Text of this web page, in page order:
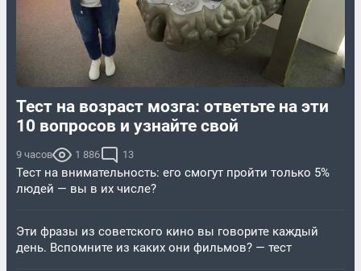
Тест на возраст мозга: ответьте на эти
10 вопросов и узнайте свой
9 часов 1 886 13
Тест на внимательность: его смогут пройти только 5%
людей — вы в их числе?
Эти фразы из советского кино вы говорите каждый
день. Вспомните из каких они фильмов? — тест